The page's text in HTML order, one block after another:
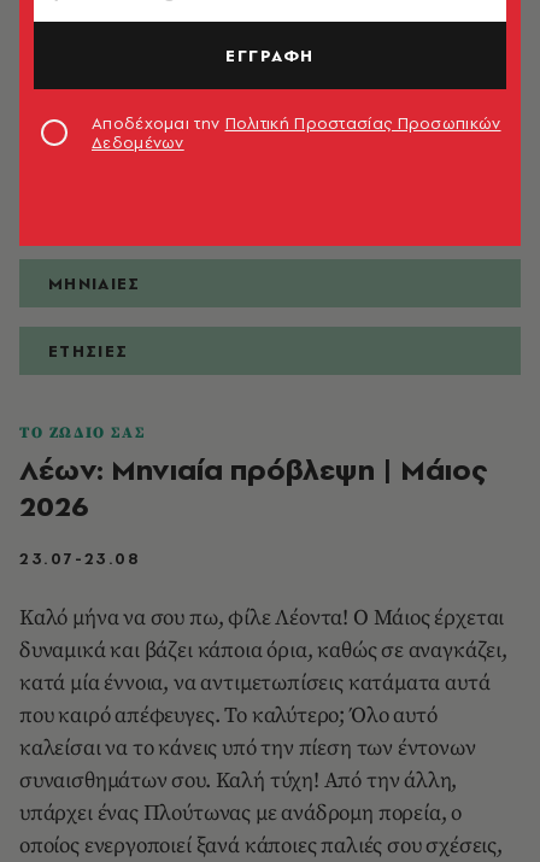
ΠΡΟΒΛΕΨΕΙΣ
ΗΜΕΡΗΣΙΕΣ
ΜΗΝΙΑΙΕΣ
ΕΤΗΣΙΕΣ
ΤΟ ΖΩΔΙΟ ΣΑΣ
Λέων: Μηνιαία πρόβλεψη | Μάιος
2026
23.07-23.08
Καλό μήνα να σου πω, φίλε Λέοντα! Ο Μάιος έρχεται
δυναμικά και βάζει κάποια όρια, καθώς σε αναγκάζει,
κατά μία έννοια, να αντιμετωπίσεις κατάματα αυτά
που καιρό απέφευγες. Το καλύτερο; Όλο αυτό
καλείσαι να το κάνεις υπό την πίεση των έντονων
συναισθημάτων σου. Καλή τύχη! Από την άλλη,
υπάρχει ένας Πλούτωνας με ανάδρομη πορεία, ο
οποίος ενεργοποιεί ξανά κάποιες παλιές σου σχέσεις,
ΕΓΓΡΑΦΗ
Αποδέχομαι την Πολιτική Προστασίας Προσωπικών
Δεδομένων